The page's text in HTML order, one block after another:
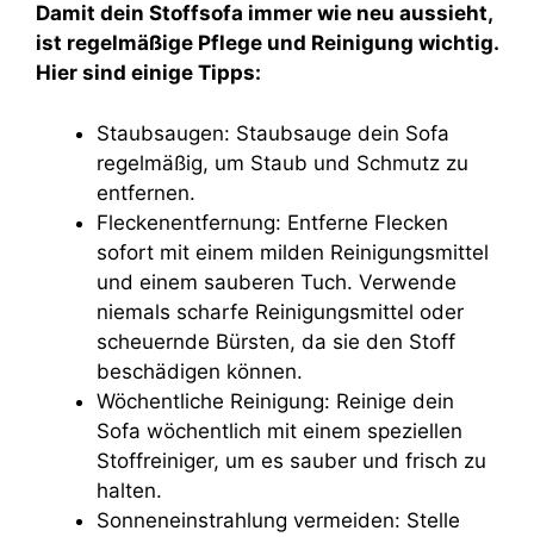
Damit dein Stoffsofa immer wie neu aussieht,
ist regelmäßige Pflege und Reinigung wichtig.
Hier sind einige Tipps:
Staubsaugen: Staubsauge dein Sofa
regelmäßig, um Staub und Schmutz zu
entfernen.
Fleckenentfernung: Entferne Flecken
sofort mit einem milden Reinigungsmittel
und einem sauberen Tuch. Verwende
niemals scharfe Reinigungsmittel oder
scheuernde Bürsten, da sie den Stoff
beschädigen können.
Wöchentliche Reinigung: Reinige dein
Sofa wöchentlich mit einem speziellen
Stoffreiniger, um es sauber und frisch zu
halten.
Sonneneinstrahlung vermeiden: Stelle